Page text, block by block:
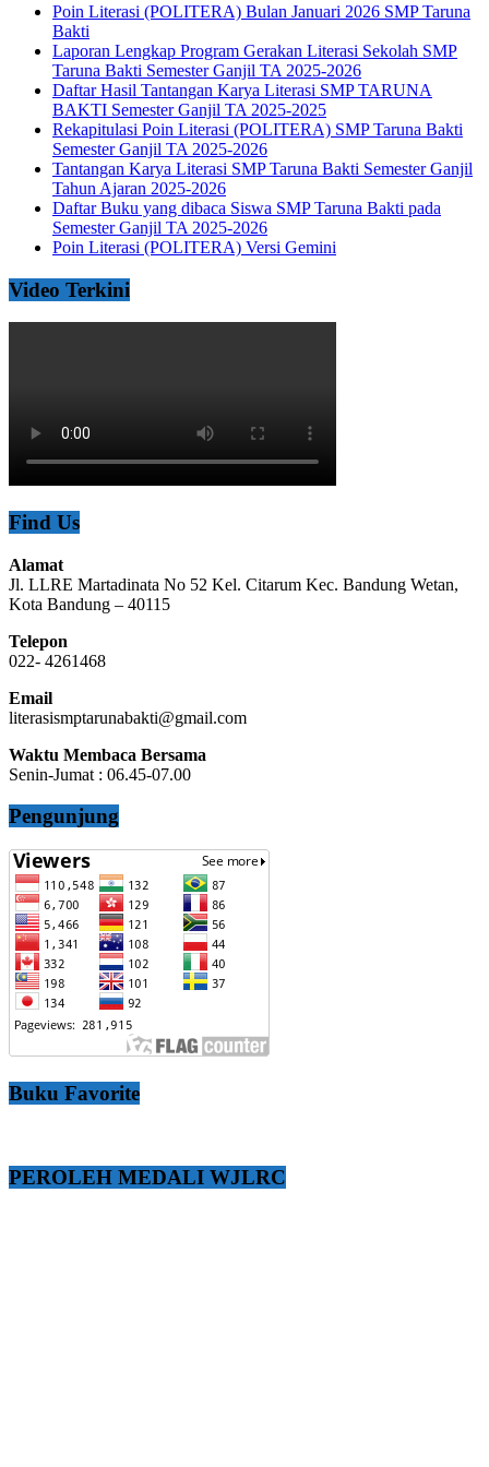
Poin Literasi (POLITERA) Bulan Januari 2026 SMP Taruna
Bakti
Laporan Lengkap Program Gerakan Literasi Sekolah SMP
Taruna Bakti Semester Ganjil TA 2025-2026
Daftar Hasil Tantangan Karya Literasi SMP TARUNA
BAKTI Semester Ganjil TA 2025-2025
Rekapitulasi Poin Literasi (POLITERA) SMP Taruna Bakti
Semester Ganjil TA 2025-2026
Tantangan Karya Literasi SMP Taruna Bakti Semester Ganjil
Tahun Ajaran 2025-2026
Daftar Buku yang dibaca Siswa SMP Taruna Bakti pada
Semester Ganjil TA 2025-2026
Poin Literasi (POLITERA) Versi Gemini
Video Terkini
Find Us
Alamat
Jl. LLRE Martadinata No 52 Kel. Citarum Kec. Bandung Wetan,
Kota Bandung – 40115
Telepon
022- 4261468
Email
literasismptarunabakti@gmail.com
Waktu Membaca Bersama
Senin-Jumat : 06.45-07.00
Pengunjung
Buku Favorite
PEROLEH MEDALI WJLRC